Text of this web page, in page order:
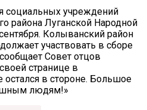
социальных учреждений
района Луганской Народной
Колыванский район
участвовать в сборе
Совет отцов
странице в
в стороне. Большое
людям!»